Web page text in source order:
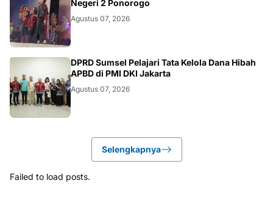
Negeri 2 Ponorogo
Agustus 07, 2026
ANEWS
DPRD Sumsel Pelajari Tata Kelola Dana Hibah
APBD di PMI DKI Jakarta
Agustus 07, 2026
Selengkapnya
Failed to load posts.